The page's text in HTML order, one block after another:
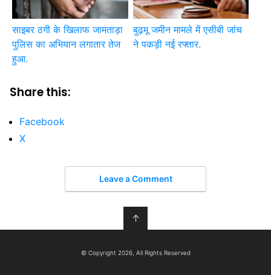
साइबर ठगी के खिलाफ जामताड़ा
पुलिस का अभियान लगातार तेज
हुआ.
बुढ़मू जमीन मामले में एसीबी जांच
ने पकड़ी नई रफ्तार.
Share this:
Facebook
X
Leave a Comment
↑
© Copyright 2026, All Rights Reserved